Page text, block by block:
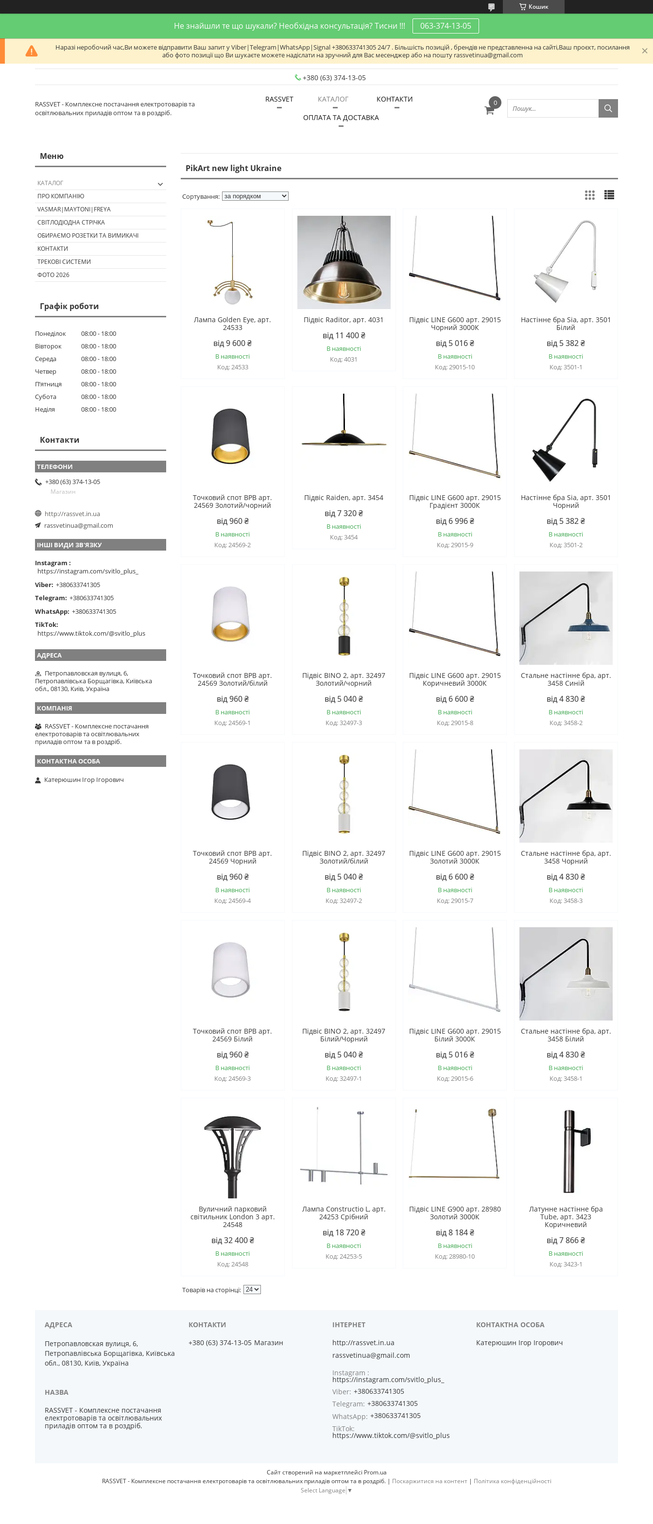
Кошик
Не знайшли те що шукали? Необхідна консультація? Тисни !!! 063-374-13-05
Наразі неробочий час,Ви можете відправити Ваш запит у Viber|Telegram|WhatsApp|Signal +380633741305 24/7 . Більшість позицій , брендів не представленна на сайті,Ваш проєкт, посилання
або фото позиції що Ви шукаєте можете надіслати на зручний для Вас месенджер або на пошту rassvetinua@gmail.com
+380 (63) 374-13-05
RASSVET - Комплексне постачання електротоварів та
освітлювальних приладів оптом та в роздріб.
RASSVET КАТАЛОГ
КОНТАКТИ
ОПЛАТА ТА ДОСТАВКА
PikArt new light Ukraine
Лампа Golden Eye, арт.
24533
від 9 600 ₴
В наявності
24533
Підвіс Raditor, арт. 4031
від 11 400 ₴
В наявності
4031
Підвіс LINE G600 арт. 29015
Чорний 3000К
від 5 016 ₴
В наявності
29015-10
Настінне бра Sia, арт. 3501
Білий
від 5 382 ₴
В наявності
3501-1
Точковий спот BPB арт.
24569 Золотий/чорний
від 960 ₴
В наявності
24569-2
Підвіс Raiden, арт. 3454
від 7 320 ₴
В наявності
3454
Підвіс LINE G600 арт. 29015
Градієнт 3000К
від 6 996 ₴
В наявності
29015-9
Настінне бра Sia, арт. 3501
Чорний
від 5 382 ₴
В наявності
3501-2
Точковий спот BPB арт.
24569 Золотий/білий
від 960 ₴
В наявності
24569-1
Підвіс BINO 2, арт. 32497
Золотий/чорний
від 5 040 ₴
В наявності
32497-3
Підвіс LINE G600 арт. 29015
Коричневий 3000К
від 6 600 ₴
В наявності
29015-8
Стальне настінне бра, арт.
3458 Синій
від 4 830 ₴
В наявності
3458-2
Точковий спот BPB арт.
24569 Чорний
від 960 ₴
В наявності
24569-4
Підвіс BINO 2, арт. 32497
Золотий/білий
від 5 040 ₴
В наявності
32497-2
Підвіс LINE G600 арт. 29015
Золотий 3000К
від 6 600 ₴
В наявності
29015-7
Стальне настінне бра, арт.
3458 Чорний
від 4 830 ₴
В наявності
3458-3
Точковий спот BPB арт.
24569 Білий
від 960 ₴
В наявності
24569-3
Підвіс BINO 2, арт. 32497
Білий/Чорний
від 5 040 ₴
В наявності
32497-1
Підвіс LINE G600 арт. 29015
Білий 3000К
від 5 016 ₴
В наявності
29015-6
Стальне настінне бра, арт.
3458 Білий
від 4 830 ₴
В наявності
3458-1
Вуличний парковий
світильник London 3 арт.
24548
від 32 400 ₴
В наявності
24548
Лампа Constructio L, арт.
24253 Срібний
від 18 720 ₴
В наявності
24253-5
Підвіс LINE G900 арт. 28980
Золотий 3000К
від 8 184 ₴
В наявності
28980-10
Латунне настінне бра
Tube, арт. 3423
Коричневий
від 7 866 ₴
В наявності
3423-1
КАТАЛОГ
ПРО КОМПАНІЮ
VASMAR|MAYTONI|FREYA
СВІТЛОДІОДНА СТРІЧКА
ОБИРАЄМО РОЗЕТКИ ТА ВИМИКАЧІ
КОНТАКТИ
ТРЕКОВІ СИСТЕМИ
ФОТО 2026
Графік роботи
Понеділок 08:00
18:00
Вівторок
08:00
18:00
Середа
08:00
18:00
Четвер
08:00
18:00
Пʼятниця
08:00
18:00
Субота
08:00
18:00
Неділя
08:00 18:00
Контакти
+380 (63) 374-13-05
Магазин
http://rassvet.in.ua
rassvetinua@gmail.com
ІНШІ ВИДИ ЗВ'ЯЗКУ
Instagram
https://instagram.com/svitlo_plus_
Viber +380633741305
Telegram +380633741305
WhatsApp +380633741305
TikTok
https://www.tiktok.com/@svitlo_plus
Петропавловская вулиця, 6,
Петропавлівська Борщагівка, Київська
обл., 08130, Київ, Україна
RASSVET - Комплексне постачання
електротоварів та освітлювальних
приладів оптом та в роздріб.
Катерюшин Ігор Ігорович
Петропавловская вулиця, 6,
Петропавлівська Борщагівка, Київська
обл., 08130, Київ, Україна
RASSVET - Комплексне постачання
електротоварів та освітлювальних
приладів оптом та в роздріб.
+380 (63) 374-13-05 Магазин
http://rassvet.in.ua
rassvetinua@gmail.com
Instagram
https://instagram.com/svitlo_plus_
Viber +380633741305
Telegram +380633741305
WhatsApp +380633741305
TikTok
https://www.tiktok.com/@svitlo_plus
Катерюшин Ігор Ігорович
Сайт створений на маркетплейсі Prom.ua
RASSVET - Комплексне постачання електротоварів та освітлювальних приладів оптом та в роздріб. | Поскаржитися на контент | Політика конфіденційності
Select Language ▼